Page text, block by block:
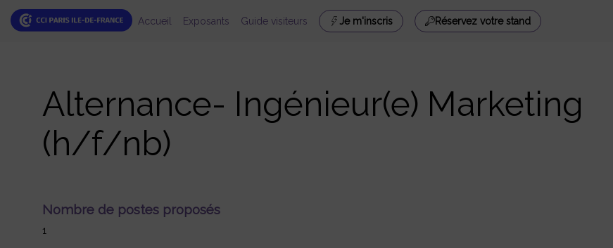
Accueil Exposants Guide visiteurs Je m'inscris Réservez votre stand
Alternance- Ingénieur(e) Marketing
(h/f/nb)
Nombre de postes proposés
1